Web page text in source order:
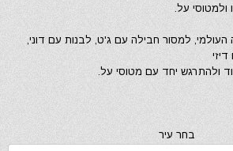
ולמטוסי על.
למסור חבילה עם ג'ט, לבנות עם דוני,
ולהתרגש יחד עם מטוסי על.
בחר עיר